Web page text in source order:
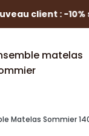
client : -
matelas
Matelas Sommier